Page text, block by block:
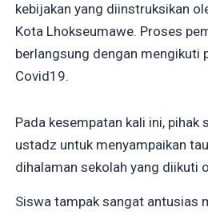
kebijakan yang diinstruksikan
Kota Lhokseumawe. Proses
berlangsung dengan mengikuti
Covid19.
Pada kesempatan kali ini, pihak
ustadz untuk menyampaikan
dihalaman sekolah yang diikuti
Siswa tampak sangat antusias